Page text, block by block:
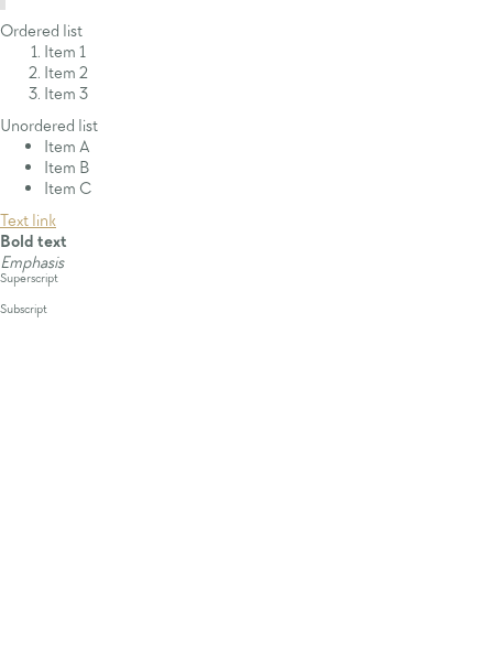
Ordered list
Item 1
Item 2
Item 3
Unordered list
Item A
Item B
Item C
Text link
Bold text
Emphasis
Superscript
Subscript